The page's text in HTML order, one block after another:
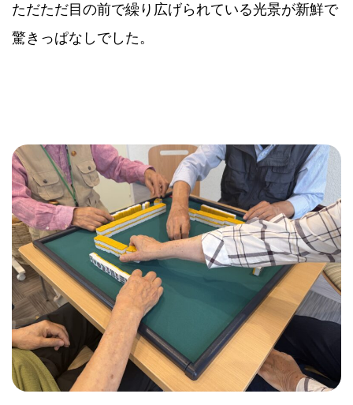
ただただ目の前で繰り広げられている光景が新鮮で
驚きっぱなしでした。